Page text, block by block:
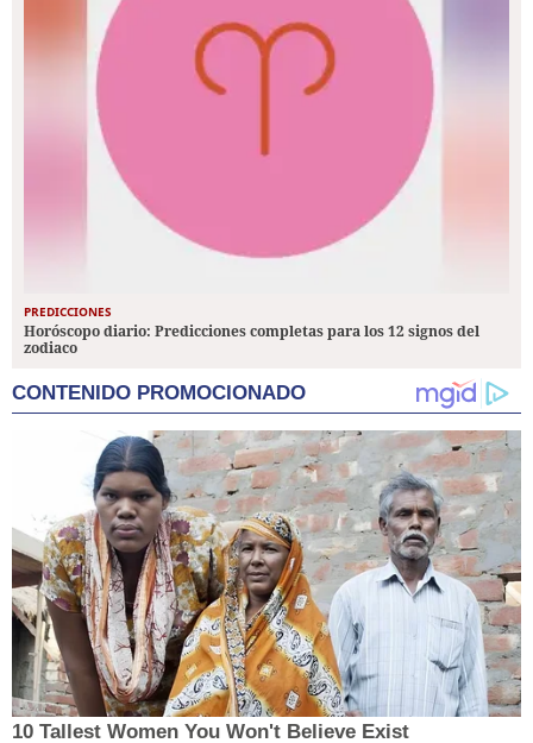
PREDICCIONES
Horóscopo diario: Predicciones completas para los 12 signos del
zodiaco
CONTENIDO PROMOCIONADO
10 Tallest Women You Won't Believe Exist